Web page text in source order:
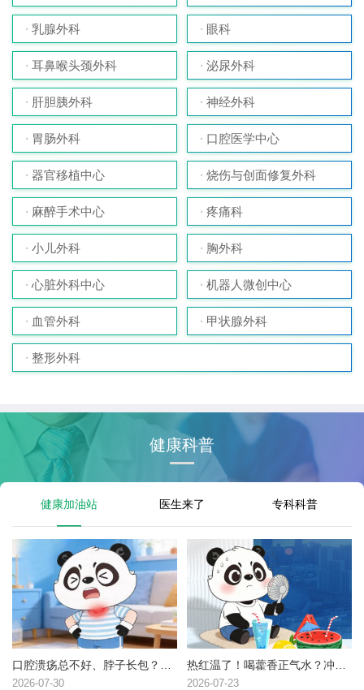
乳腺外科 眼科
耳鼻喉头颈外科 泌尿外科
肝胆胰外科 神经外科
胃肠外科 口腔医学中心
器官移植中心 烧伤与创面修复外科
麻醉手术中心 疼痛科
小儿外科 胸外科
心脏外科中心 机器人微创中心
血管外科 甲状腺外科
整形外科
健康科普
健康加油站 医生来了 专科科普
2026-07-30 2026-07-23